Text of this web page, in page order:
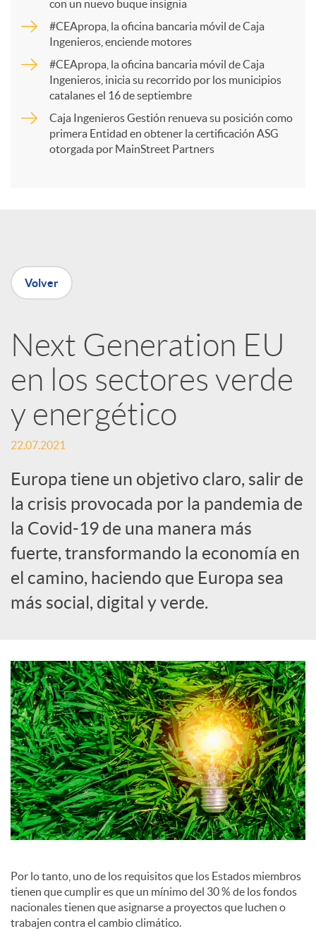
a
r
t
n
R
e
d
e
s
S
o
c
i
a
l
e
s
con un nuevo buque insignia
#CEApropa, la oficina bancaria móvil de Caja
Ingenieros, enciende motores
#CEApropa, la oficina bancaria móvil de Caja
Ingenieros, inicia su recorrido por los municipios
catalanes el 16 de septiembre
Caja Ingenieros Gestión renueva su posición como
primera Entidad en obtener la certificación ASG
otorgada por MainStreet Partners
Volver
Next Generation EU
en los sectores verde
y energético
22.07.2021
Europa tiene un objetivo claro, salir de
la crisis provocada por la pandemia de
la Covid-19 de una manera más
fuerte, transformando la economía en
el camino, haciendo que Europa sea
más social, digital y verde.
Por lo tanto, uno de los requisitos que los Estados miembros
tienen que cumplir es que un mínimo del 30 % de los fondos
nacionales tienen que asignarse a proyectos que luchen o
trabajen contra el cambio climático.